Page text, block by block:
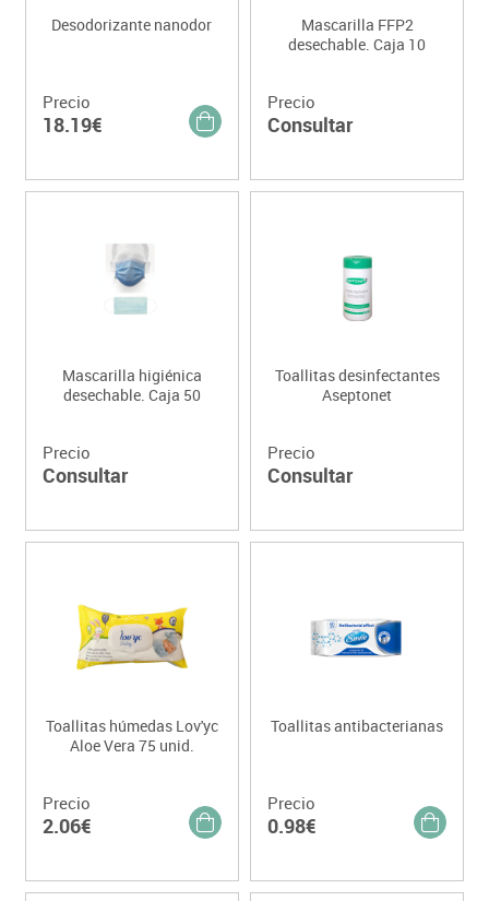
Desodorizante nanodor
Precio
18.19€
Mascarilla FFP2
desechable. Caja 10
Precio
Consultar
Mascarilla higiénica
desechable. Caja 50
Precio
Consultar
Toallitas desinfectantes
Aseptonet
Precio
Consultar
Toallitas húmedas Lov'yc
Aloe Vera 75 unid.
Precio
2.06€
Toallitas antibacterianas
Precio
0.98€